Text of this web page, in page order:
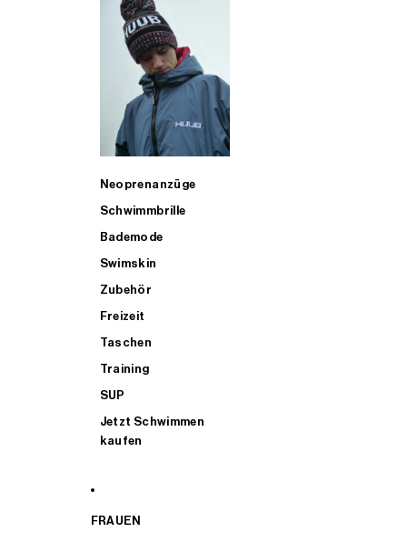
Neoprenanzüge
Schwimmbrille
Bademode
Swimskin
Zubehör
Freizeit
Taschen
Training
SUP
Jetzt Schwimmen
kaufen
FRAUEN